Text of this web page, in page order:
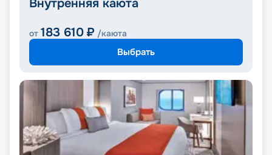
Внутренняя каюта
от 183 610 ₽ /каюта
Выбрать